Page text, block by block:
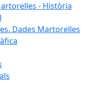
- Història
Dades Martorelles